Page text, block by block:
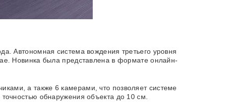
Автономная система вождения третьего уровня
Новинка была представлена в формате онлайн-
а также 6 камерами, что позволяет системе
обнаружения объекта до 10 см.